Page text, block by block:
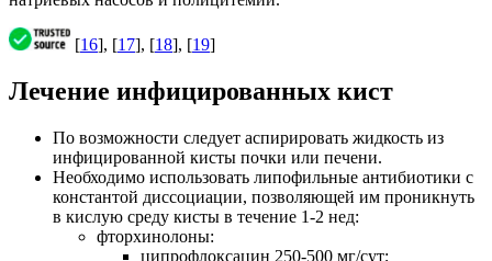
[16], [17], [18], [19]
Лечение инфицированных кист
По возможности следует аспирировать жидкость из
инфицированной кисты почки или печени.
Необходимо использовать липофильные антибиотики с
константой диссоциации, позволяющей им проникнуть
в кислую среду кисты в течение 1-2 нед:
фторхинолоны:
ципрофлоксацин 250-500 мг/сут;